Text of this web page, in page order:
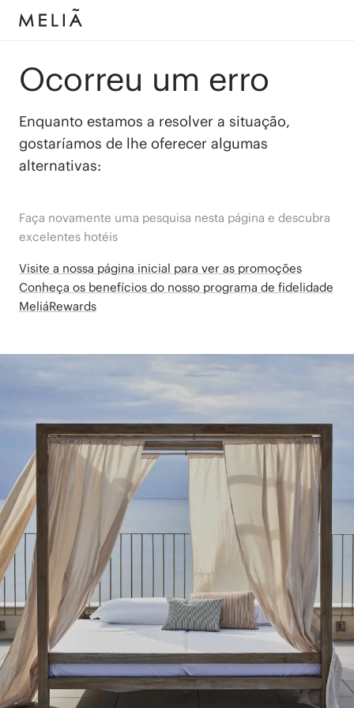
Ocorreu um erro
Enquanto estamos a resolver a situação,
gostaríamos de lhe oferecer algumas
alternativas:
Faça novamente uma pesquisa nesta página e descubra
excelentes hotéis
Visite a nossa página inicial para ver as promoções
Conheça os benefícios do nosso programa de fidelidade
MeliáRewards